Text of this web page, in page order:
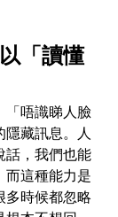
「讀懂
「唔識睇人臉
隱藏訊息。人
話，我們也能
而這種能力是
多時候都忽略